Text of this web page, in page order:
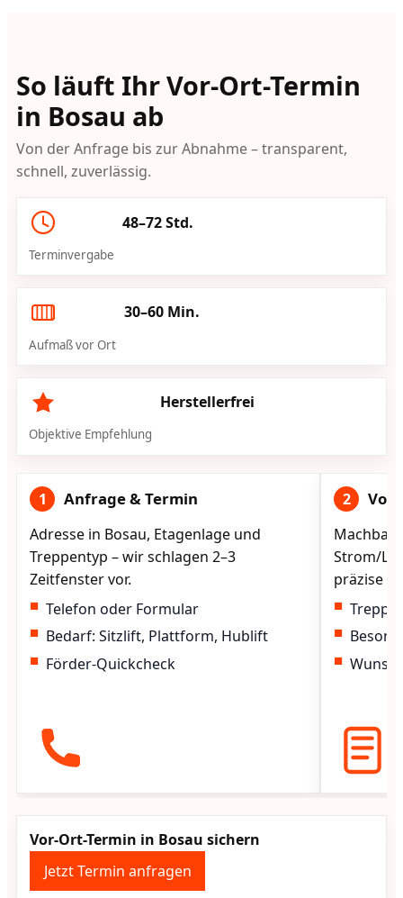
So läuft Ihr Vor-Ort-Termin
in Bosau ab
Von der Anfrage bis zur Abnahme – transparent,
schnell, zuverlässig.
48–72 Std.
Terminvergabe
30–60 Min.
Aufmaß vor Ort
Herstellerfrei
Objektive Empfehlung
1 Anfrage & Termin
Adresse in Bosau, Etagenlage und
Treppentyp – wir schlagen 2–3
Zeitfenster vor.
Telefon oder Formular
Bedarf: Sitzlift, Plattform, Hublift
Förder-Quickcheck
2
Strom/
präzise
Vor-Ort-Termin in Bosau sichern
Jetzt Termin anfragen